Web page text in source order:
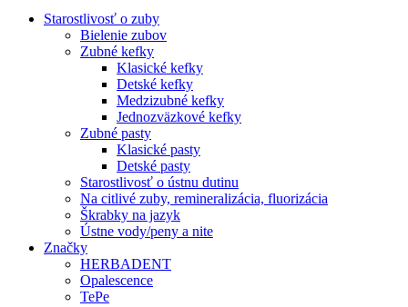
Starostlivosť o zuby
Bielenie zubov
Zubné kefky
Klasické kefky
Detské kefky
Medzizubné kefky
Jednozväzkové kefky
Zubné pasty
Klasické pasty
Detské pasty
Starostlivosť o ústnu dutinu
Na citlivé zuby, remineralizácia, fluorizácia
Škrabky na jazyk
Ústne vody/peny a nite
Značky
HERBADENT
Opalescence
TePe